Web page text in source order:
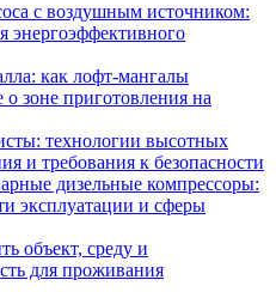
с воздушным источником:
энергоэффективного
как лофт-мангалы
зоне приготовления на
технологии высотных
и требования к безопасности
дизельные компрессоры:
эксплуатации и сферы
объект, среду и
для проживания